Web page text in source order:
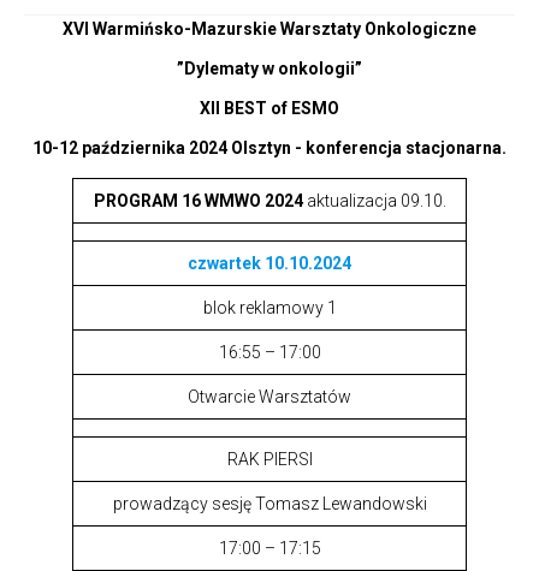
XVI Warmińsko-Mazurskie Warsztaty Onkologiczne
”Dylematy w onkologii”
XII BEST of ESMO
10-12 października 2024 Olsztyn - konferencja stacjonarna.
PROGRAM 16 WMWO 2024aktualizacja 09.10.
czwartek 10.10.2024
blok reklamowy 1
16:55 – 17:00
Otwarcie Warsztatów
RAK PIERSI
prowadzący sesję Tomasz Lewandowski
17:00 – 17:15